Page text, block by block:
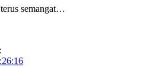
semangat…